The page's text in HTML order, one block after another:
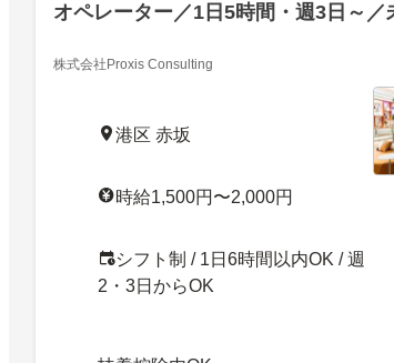
オペレーター／1日5時間・週3日～／
株式会社Proxis Consulting
港区 赤坂
時給1,500円〜2,000円
シフト制 / 1日6時間以内OK / 週
2・3日からOK